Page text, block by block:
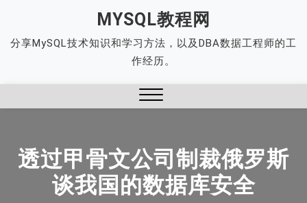
content
MYSQL教程网
分享MySQL技术知识和学习方法，以及DBA数据工程师的工
作经历。
透过甲骨文公司制裁俄罗斯
谈我国的数据库安全